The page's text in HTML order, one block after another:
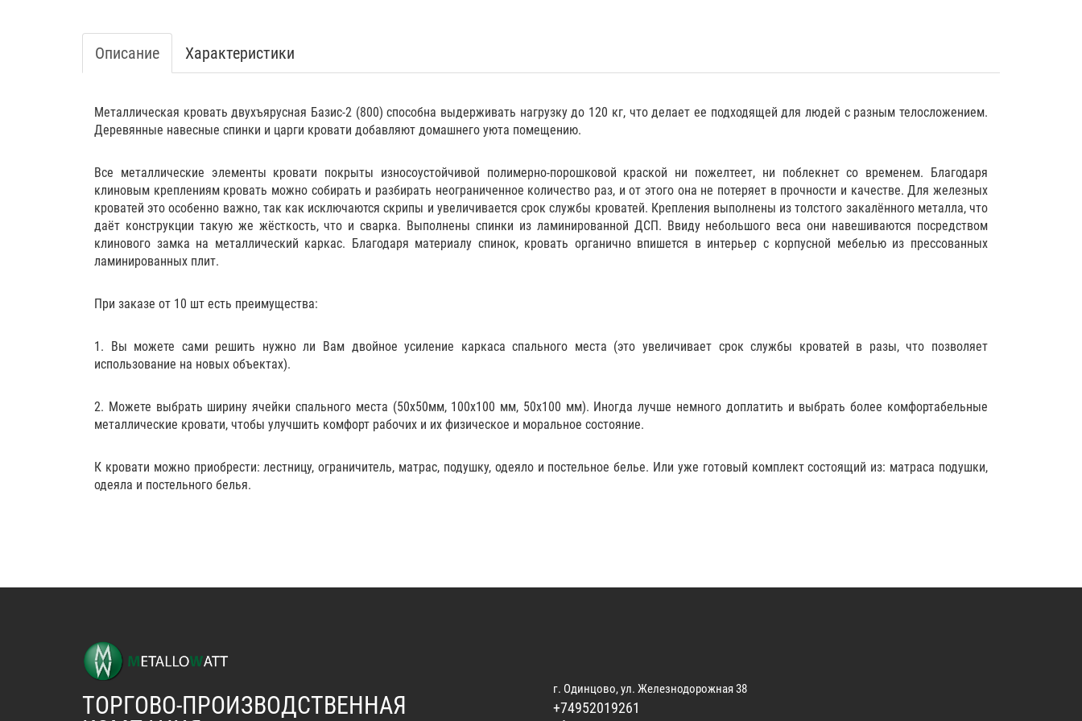
Описание Характеристики
Металлическая кровать двухъярусная Базис-2 (800) способна выдерживать нагрузку до 120 кг, что делает ее подходящей для людей с разным телосложением.
Деревянные навесные спинки и царги кровати добавляют домашнего уюта помещению.
Все металлические элементы кровати покрыты износоустойчивой полимерно-порошковой краской ни пожелтеет, ни поблекнет со временем. Благодаря
клиновым креплениям кровать можно собирать и разбирать неограниченное количество раз, и от этого она не потеряет в прочности и качестве. Для железных
кроватей это особенно важно, так как исключаются скрипы и увеличивается срок службы кроватей. Крепления выполнены из толстого закалённого металла, что
даёт конструкции такую же жёсткость, что и сварка. Выполнены спинки из ламинированной ДСП. Ввиду небольшого веса они навешиваются посредством
клинового замка на металлический каркас. Благодаря материалу спинок, кровать органично впишется в интерьер с корпусной мебелью из прессованных
ламинированных плит.
При заказе от 10 шт есть преимущества:
1. Вы можете сами решить нужно ли Вам двойное усиление каркаса спального места (это увеличивает срок службы кроватей в разы, что позволяет
использование на новых объектах).
2. Можете выбрать ширину ячейки спального места (50х50мм, 100х100 мм, 50х100 мм). Иногда лучше немного доплатить и выбрать более комфортабельные
металлические кровати, чтобы улучшить комфорт рабочих и их физическое и моральное состояние.
К кровати можно приобрести:лестницу,ограничитель, матрас, подушку, одеялои постельное белье. Или уже готовый комплектсостоящий из: матраса подушки,
одеяла и постельного белья.
ТОРГОВО-ПРОИЗВОДСТВЕННАЯ
г. Одинцово, ул. Железнодорожная 38
+74952019261